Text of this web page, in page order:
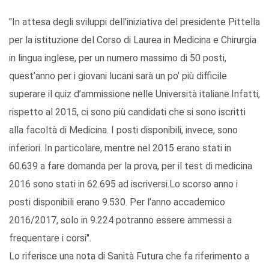
"In attesa degli sviluppi dell’iniziativa del presidente Pittella
per la istituzione del Corso di Laurea in Medicina e Chirurgia
in lingua inglese, per un numero massimo di 50 posti,
quest’anno per i giovani lucani sarà un po’ più difficile
superare il quiz d’ammissione nelle Università italiane.Infatti,
rispetto al 2015, ci sono più candidati che si sono iscritti
alla facoltà di Medicina. I posti disponibili, invece, sono
inferiori. In particolare, mentre nel 2015 erano stati in
60.639 a fare domanda per la prova, per il test di medicina
2016 sono stati in 62.695 ad iscriversi.Lo scorso anno i
posti disponibili erano 9.530. Per l’anno accademico
2016/2017, solo in 9.224 potranno essere ammessi a
frequentare i corsi".
Lo riferisce una nota di Sanità Futura che fa riferimento a